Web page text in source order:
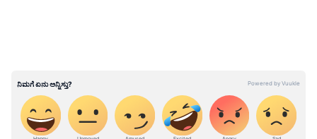
ಬಿಜೆಪಿ ಅಭ್ಯರ್ಥಿಯಾದ್ರೂ ಜೆಡಿಎಸ್ ಬೆಂಬಲ!